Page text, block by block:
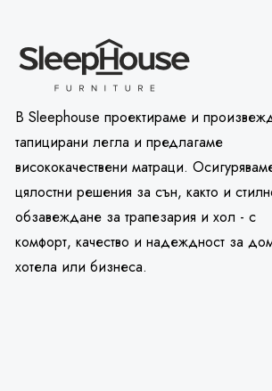
В Sleephouse проектираме и
тапицирани легла и предлагаме
висококачествени матраци.
цялостни решения за сън, както и
обзавеждане за трапезария и хол - с
комфорт, качество и надеждност за
хотела или бизнеса.